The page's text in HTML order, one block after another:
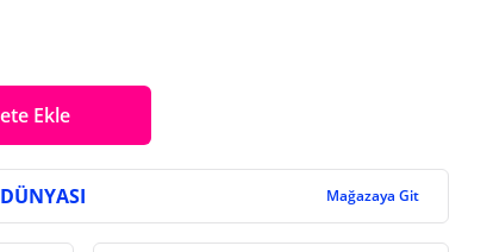
Ekle
Mağazaya Git